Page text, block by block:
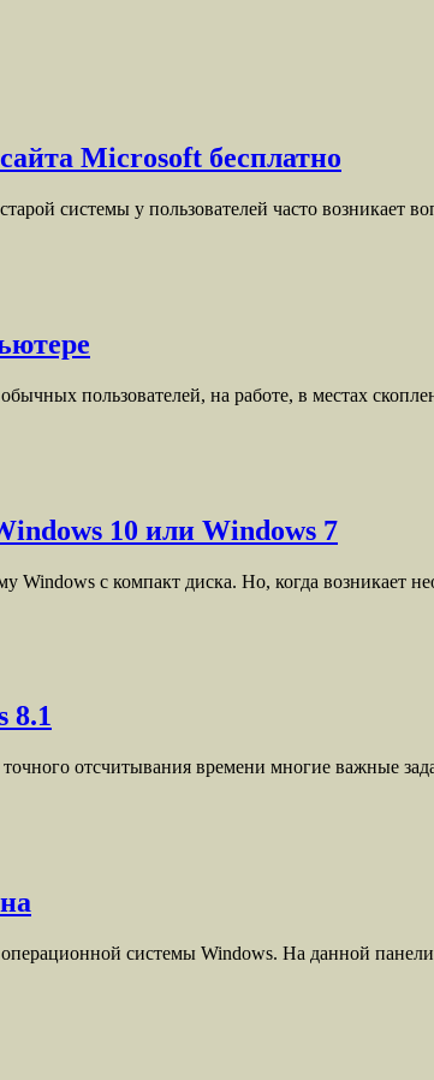
Microsoft бесплатно
системы у пользователей часто возникает
пользователей, на работе, в местах
10 или Windows 7
Windows с компакт диска. Но, когда возникает
8.1
отсчитывания времени многие важные
системы Windows. На данной